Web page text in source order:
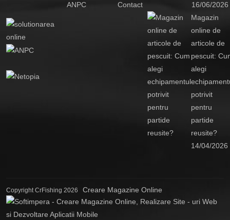
ANPC
Contact
16/06/2026
Magazin
online de
articole de
pescuit:
alegi
potrivit
pentru
partide
reusite?
14/04/2026
Copyright CrFishing 2026 Creare Magazine Online